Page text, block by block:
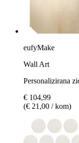
eufyMake
Wall Art
Personalizirana
€ 104,99
(€ 21,00 / kom)